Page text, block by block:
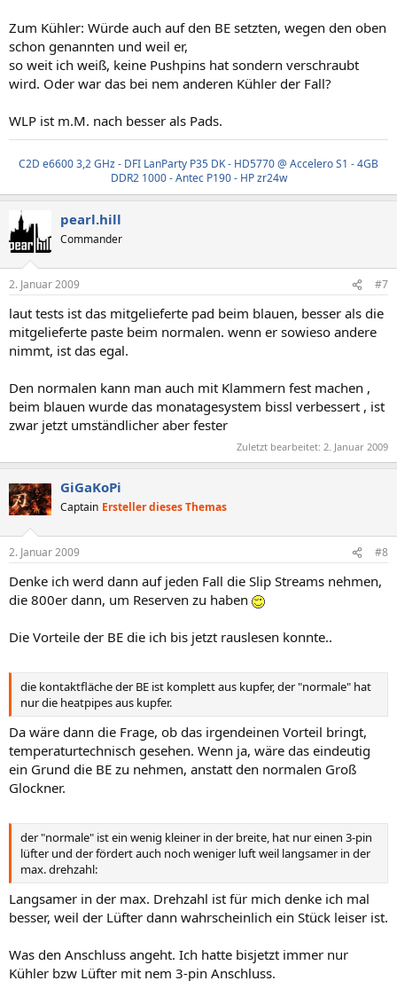
Zum Kühler: Würde auch auf den BE setzten, wegen den oben
schon genannten und weil er,
so weit ich weiß, keine Pushpins hat sondern verschraubt
wird. Oder war das bei nem anderen Kühler der Fall?
WLP ist m.M. nach besser als Pads.
C2D e6600 3,2 GHz - DFI LanParty P35 DK - HD5770 @ Accelero S1 - 4GB
DDR2 1000 - Antec P190 - HP zr24w
pearl.hill
Commander
2. Januar 2009 #7
laut tests ist das mitgelieferte pad beim blauen, besser als die
mitgelieferte paste beim normalen. wenn er sowieso andere
nimmt, ist das egal.
Den normalen kann man auch mit Klammern fest machen ,
beim blauen wurde das monatagesystem bissl verbessert , ist
zwar jetzt umständlicher aber fester
Zuletzt bearbeitet: 2. Januar 2009
GiGaKoPi
Captain Ersteller dieses Themas
2. Januar 2009 #8
Denke ich werd dann auf jeden Fall die Slip Streams nehmen,
die 800er dann, um Reserven zu haben
Die Vorteile der BE die ich bis jetzt rauslesen konnte..
die kontaktfläche der BE ist komplett aus kupfer, der "normale" hat
nur die heatpipes aus kupfer.
Da wäre dann die Frage, ob das irgendeinen Vorteil bringt,
temperaturtechnisch gesehen. Wenn ja, wäre das eindeutig
ein Grund die BE zu nehmen, anstatt den normalen Groß
Glockner.
der "normale" ist ein wenig kleiner in der breite, hat nur einen 3-pin
lüfter und der fördert auch noch weniger luft weil langsamer in der
max. drehzahl:
Langsamer in der max. Drehzahl ist für mich denke ich mal
besser, weil der Lüfter dann wahrscheinlich ein Stück leiser ist.
Was den Anschluss angeht. Ich hatte bisjetzt immer nur
Kühler bzw Lüfter mit nem 3-pin Anschluss.